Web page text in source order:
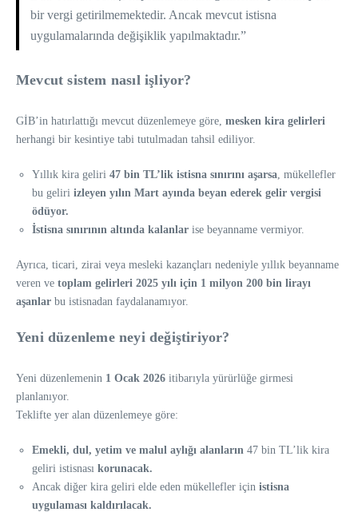
bir vergi getirilmemektedir. Ancak mevcut istisna
uygulamalarında değişiklik yapılmaktadır.”
Mevcut sistem nasıl işliyor?
GİB’in hatırlattığı mevcut düzenlemeye göre, mesken kira gelirleri
herhangi bir kesintiye tabi tutulmadan tahsil ediliyor.
Yıllık kira geliri 47 bin TL’lik istisna sınırını aşarsa , mükellefler
bu geliri izleyen yılın Mart ayında beyan ederek gelir vergisi
ödüyor.
İstisna sınırının altında kalanlar ise beyanname vermiyor.
Ayrıca, ticari, zirai veya mesleki kazançları nedeniyle yıllık beyanname
veren ve toplam gelirleri 2025 yılı için 1 milyon 200 bin lirayı
aşanlar bu istisnadan faydalanamıyor.
Yeni düzenleme neyi değiştiriyor?
Yeni düzenlemenin 1 Ocak 2026 itibarıyla yürürlüğe girmesi
planlanıyor.
Teklifte yer alan düzenlemeye göre:
Emekli, dul, yetim ve malul aylığı alanların 47 bin TL’lik kira
geliri istisnası korunacak.
Ancak diğer kira geliri elde eden mükellefler için istisna
uygulaması kaldırılacak.